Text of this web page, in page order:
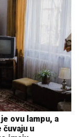
ovu lampu, a
u